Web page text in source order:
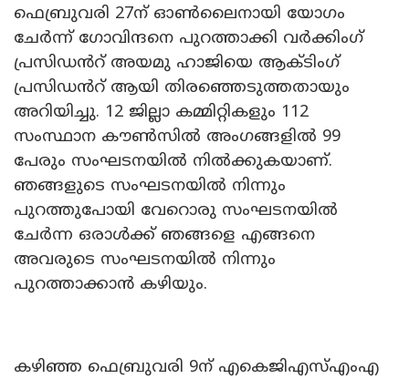
ഫെബ്രുവരി 27ന് ഓൺലൈനായി യോഗം
ചേർന്ന് ഗോവിന്ദനെ പുറത്താക്കി വർക്കിംഗ്
പ്രസിഡൻറ് അയമു ഹാജിയെ ആക്ടിംഗ്
പ്രസിഡൻറ് ആയി തിരഞ്ഞെടുത്തതായും
അറിയിച്ചു. 12 ജില്ലാ കമ്മിറ്റികളും 112
സംസ്ഥാന കൗൺസിൽ അംഗങ്ങളിൽ 99
പേരും സംഘടനയിൽ നിൽക്കുകയാണ്.
ഞങ്ങളുടെ സംഘടനയിൽ നിന്നും
പുറത്തുപോയി വേറൊരു സംഘടനയിൽ
ചേർന്ന ഒരാൾക്ക് ഞങ്ങളെ എങ്ങനെ
അവരുടെ സംഘടനയിൽ നിന്നും
പുറത്താക്കാൻ കഴിയും.
കഴിഞ്ഞ ഫെബ്രുവരി 9ന് എകെജിഎസ്എംഎ